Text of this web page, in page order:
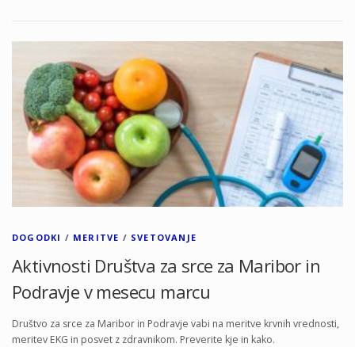
DOGODKI / MERITVE / SVETOVANJE
Aktivnosti Društva za srce za Maribor in
Podravje v mesecu marcu
Društvo za srce za Maribor in Podravje vabi na meritve krvnih vrednosti,
meritev EKG in posvet z zdravnikom. Preverite kje in kako.